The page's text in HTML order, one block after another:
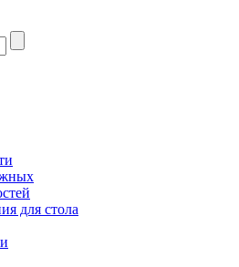
для стола